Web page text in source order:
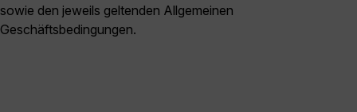
sowie den jeweils geltenden Allgemeinen
Geschäftsbedingungen.